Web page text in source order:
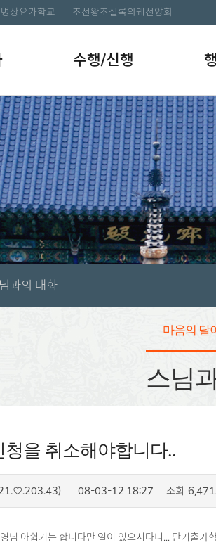
명상요가학교 조선왕조실록의궤선양회
수행/신행
과의 대화
마음의 달
스님
청을 취소해야합니다..
08-03-12 18:27 조회 6,471
님 아쉽기는 합니다만 일이 있으시다니... 단기출